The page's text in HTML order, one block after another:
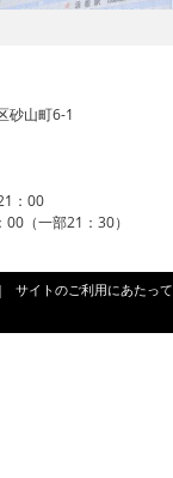
砂山町6-1
：00
（一部21：30）
サイトのご利用にあたって